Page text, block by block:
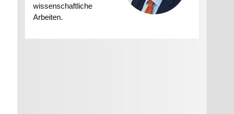
wissenschaftliche
Arbeiten.